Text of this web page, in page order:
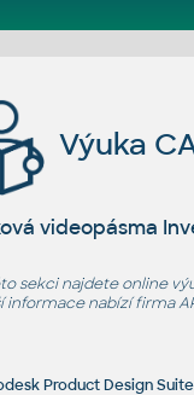
Výuka
videopásma
sekci najdete online
informace nabízí firma
Product Design Suite